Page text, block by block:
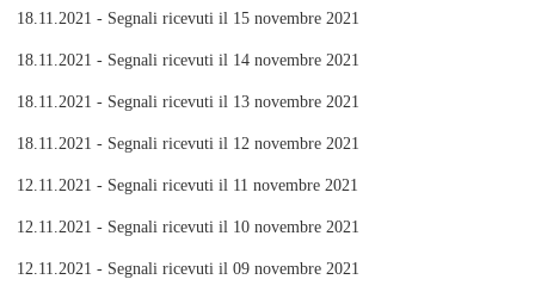
18.11.2021 - Segnali ricevuti il 15 novembre 2021
18.11.2021 - Segnali ricevuti il 14 novembre 2021
18.11.2021 - Segnali ricevuti il 13 novembre 2021
18.11.2021 - Segnali ricevuti il 12 novembre 2021
12.11.2021 - Segnali ricevuti il 11 novembre 2021
12.11.2021 - Segnali ricevuti il 10 novembre 2021
12.11.2021 - Segnali ricevuti il 09 novembre 2021